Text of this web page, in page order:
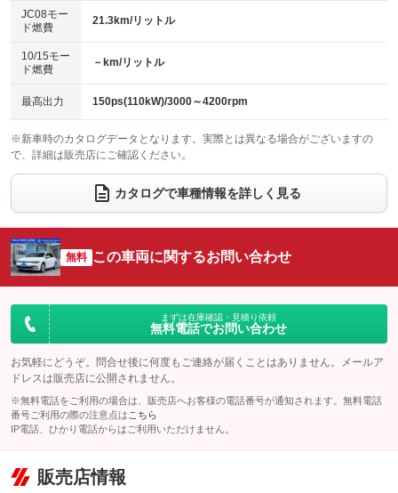
電動格納ミラー
：装備あり
：装備なし
パワーシート
ベンチシート
：装備なし
チップアップシート
：装備なし ：装備なし
：装備なし ：装備あり
ウォークスルー
：装備なし
電動リアゲート フロントカメラ
：装備なし
：装備なし ：装備なし
サイドカメラ
：装備なし ルーフレール
：装備なし
：装備なし
：装備なし
JC08モー
ド燃費
21.3km/リットル
10/15モー
ド燃費
－km/リットル
最高出力 150ps(110kW)/3000～4200rpm
※新車時のカタログデータとなります。実際とは異なる場合がございますの
で、詳細は販売店にご確認ください。
カタログで車種情報を詳しく見る
無料 この車両に関するお問い合わせ
まずは在庫確認・見積り依頼
無料電話でお問い合わせ
お気軽にどうぞ。問合せ後に何度もご連絡が届くことはありません。メールア
ドレスは販売店に公開されません。
※無料電話をご利用の場合は、販売店へお客様の電話番号が通知されます。無料電話
番号ご利用の際の注意点は こちら
IP電話、ひかり電話からはご利用いただけません。
販売店情報